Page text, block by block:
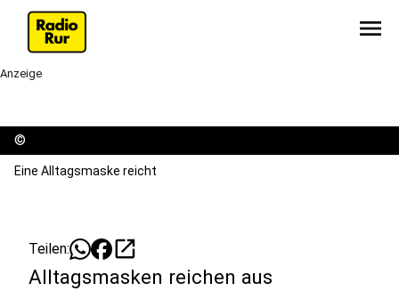
menu
Anzeige
©
Eine Alltagsmaske reicht
Teilen: open_in_new
Alltagsmasken reichen aus